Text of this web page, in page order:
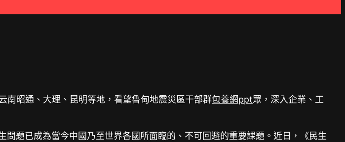
南昭通、大理、昆明等地，看望魯甸地震災區干部群包養網ppt眾，深入企業、工
問題已成為當今中國乃至世界各國所面臨的、不可回避的重要課題。近日，《民生